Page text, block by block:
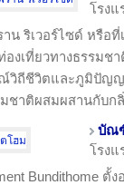
โรง
น ริเวอร์ไซด์ หรือ
งเที่ยวทางธรรมช
วิถีชีวิตและภูมิปัญญ
ชาติผสมผสานกับก
บัณ
โรง
Bundithome ตั้